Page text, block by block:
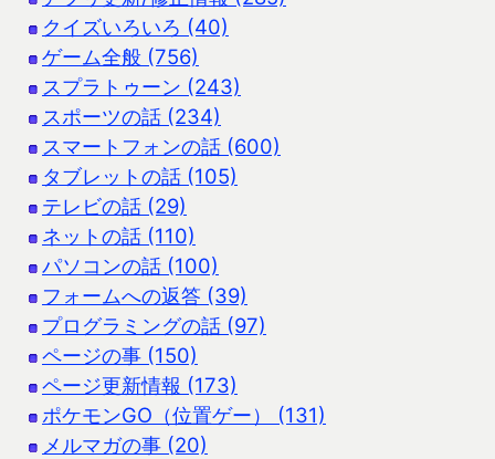
クイズいろいろ (40)
ゲーム全般 (756)
スプラトゥーン (243)
スポーツの話 (234)
スマートフォンの話 (600)
タブレットの話 (105)
テレビの話 (29)
ネットの話 (110)
パソコンの話 (100)
フォームへの返答 (39)
プログラミングの話 (97)
ページの事 (150)
ページ更新情報 (173)
ポケモンGO（位置ゲー） (131)
メルマガの事 (20)